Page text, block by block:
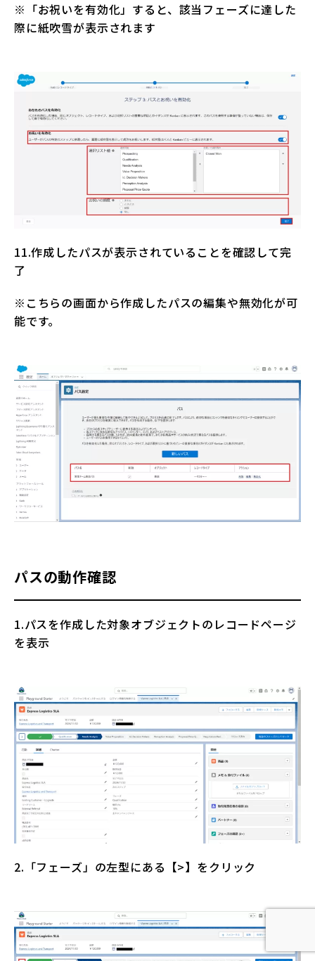
※「お祝いを有効化」すると、該当フェーズに達した
際に紙吹雪が表示されます
11.作成したパスが表示されていることを確認して完
了
※こちらの画面から作成したパスの編集や無効化が可
能です。
パスの動作確認
1.パスを作成した対象オブジェクトのレコードページ
を表示
2.「フェーズ」の左型にある【>】をクリック